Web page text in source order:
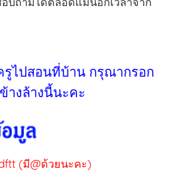
รูไปสอนที่บ้าน กรุณากรอก
งล้างนี้นะคะ
(มี@ด้วยนะคะ)